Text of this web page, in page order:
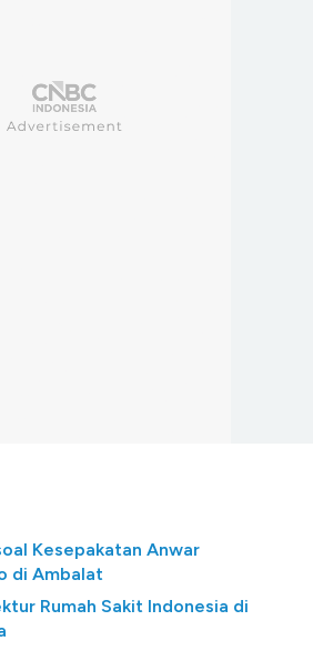
Kesepakatan Anwar
di Ambalat
Rumah Sakit Indonesia di